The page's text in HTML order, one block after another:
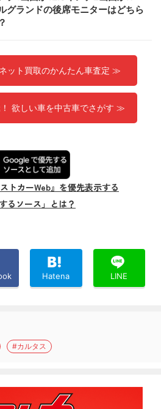
グランドの後席モニターはどちら
ット買取のかんたん車査定 ≫
欲しい車を中古車でさがす ≫
トカーWeb』を優先表示する
するソース」とは？
Hatena LINE
#カルタス